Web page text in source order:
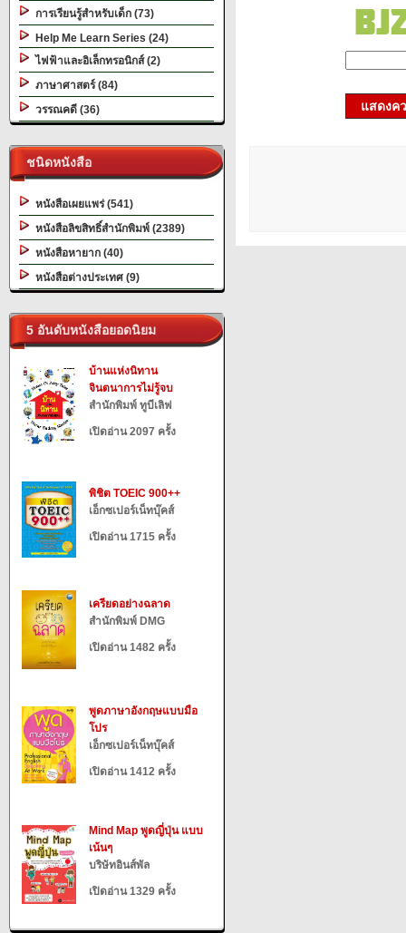
การเรียนรู้สำหรับเด็ก (73)
Help Me Learn Series (24)
ไฟฟ้าและอิเล็กทรอนิกส์ (2)
ภาษาศาสตร์ (84)
วรรณคดี (36)
ชนิดหนังสือ
หนังสือเผยแพร่ (541)
หนังสือลิขสิทธิ์สำนักพิมพ์ (2389)
หนังสือหายาก (40)
หนังสือต่างประเทศ (9)
5 อันดับหนังสือยอดนิยม
บ้านแห่งนิทาน
จินตนาการไม่รู้จบ
สำนักพิมพ์ ทูบีเลิฟ
เปิดอ่าน 2097 ครั้ง
พิชิต TOEIC 900++
เอ็กซเปอร์เน็ทบุ๊คส์
เปิดอ่าน 1715 ครั้ง
เครียดอย่างฉลาด
สำนักพิมพ์ DMG
เปิดอ่าน 1482 ครั้ง
พูดภาษาอังกฤษแบบมือ
โปร
เอ็กซเปอร์เน็ทบุ๊คส์
เปิดอ่าน 1412 ครั้ง
Mind Map พูดญี่ปุ่น แบบ
เน้นๆ
บริษัทอินส์พัล
เปิดอ่าน 1329 ครั้ง
แสดงค